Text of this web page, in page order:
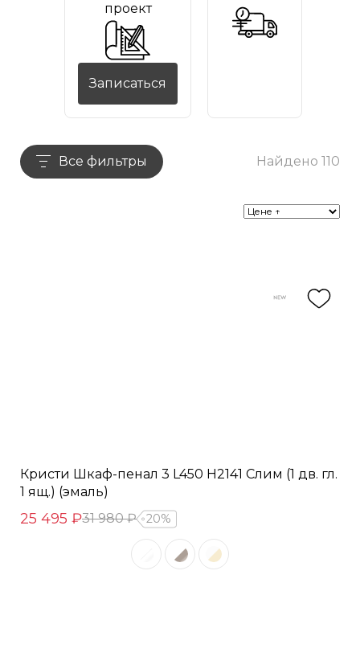
проект
Записаться
Все фильтры Найдено 110
Кристи Шкаф-пенал 3 L450 H2141 Слим (1 дв. гл.
1 ящ.) (эмаль)
25 495 ₽31 980 ₽ 20%